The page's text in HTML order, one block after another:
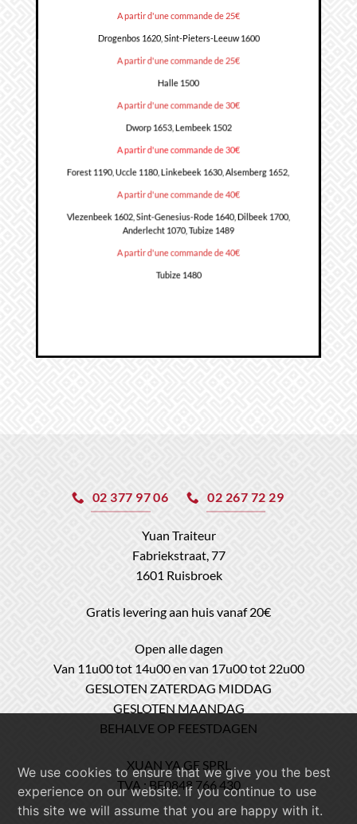
A partir d'une commande de 25€
Drogenbos 1620, Sint-Pieters-Leeuw 1600
A partir d'une commande de 25€
Halle 1500
A partir d'une commande de 30€
Dworp 1653, Lembeek 1502
A partir d'une commande de 30€
Forest 1190, Uccle 1180, Linkebeek 1630, Alsemberg 1652,
A partir d'une commande de 40€
Vlezenbeek 1602, Sint-Genesius-Rode 1640, Dilbeek 1700,
Anderlecht 1070, Tubize 1489
A partir d'une commande de 40€
Tubize 1480
02 377 97 06 02 267 72 29
Yuan Traiteur
Fabriekstraat, 77
1601 Ruisbroek
Gratis levering aan huis vanaf 20€
Open alle dagen
Van 11u00 tot 14u00 en van 17u00 tot 22u00
GESLOTEN ZATERDAG MIDDAG
GESLOTEN MAANDAG
BEHALVE OP FEESTDAGEN
XUAN YA GE SPRL
TVA : BE0848 766 430
We use cookies to ensure that we give you the best
experience on our website. If you continue to use
this site we will assume that you are happy with it.